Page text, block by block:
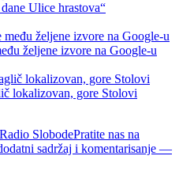
Ulice hrastova“
željene izvore na Google-u
lokalizovan, gore Stolovi
SlobodePratite nas na
sadržaj i komentarisanje —